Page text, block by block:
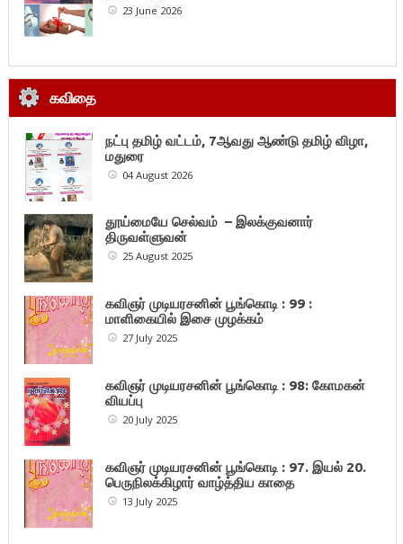
23 June 2026
கவிதை
நட்பு தமிழ் வட்டம், 7ஆவது ஆண்டு தமிழ் விழா,
மதுரை
04 August 2026
தூய்மையே செல்வம் – இலக்குவனார்
திருவள்ளுவன்
25 August 2025
கவிஞர் முடியரசனின் பூங்கொடி : 99 :
மாளிகையில் இசை முழக்கம்
27 July 2025
கவிஞர் முடியரசனின் பூங்கொடி : 98: கோமகன்
வியப்பு
20 July 2025
கவிஞர் முடியரசனின் பூங்கொடி : 97. இயல் 20.
பெருநிலக்கிழார் வாழ்த்திய காதை
13 July 2025